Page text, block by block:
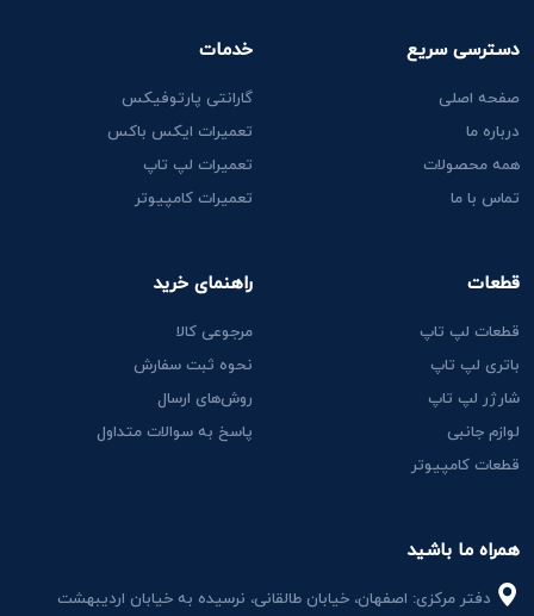
همراه ما باشید
دفتر مرکزی: اصفهان، خیابان طالقانی، نرسیده به خیابان اردیبهشت
دسترسی سریع
صفحه اصلی
درباره ما
همه محصولات
تماس با ما
قطعات
قطعات لپ تاپ
باتری لپ تاپ
شارژر لپ تاپ
لوازم جانبی
قطعات کامپیوتر
خدمات
گارانتی پارتوفیکس
تعمیرات ایکس باکس
تعمیرات لپ تاپ
تعمیرات کامپیوتر
راهنمای خرید
مرجوعی کالا
نحوه ثبت سفارش
روش‌های ارسال
پاسخ به سوالات متداول